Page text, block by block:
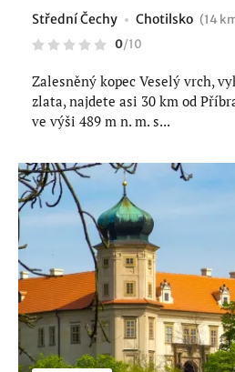
Střední Čechy Chotilsko (14
0/10
Zalesněný kopec Veselý vrch,
zlata, najdete asi 30 km od
ve výši 489 m n. m. s...